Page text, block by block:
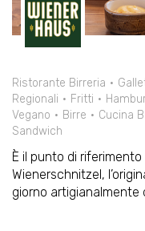
Ristorante Birreria
Regionali
Fritti
Vegano
Birre Cucina
Sandwich
È il punto di
Wienerschnitzel,
giorno artigianalmente